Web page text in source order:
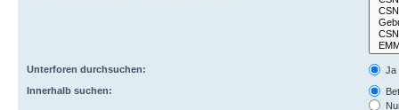
Unterforen durchsuchen:
Ja
Innerhalb suchen: